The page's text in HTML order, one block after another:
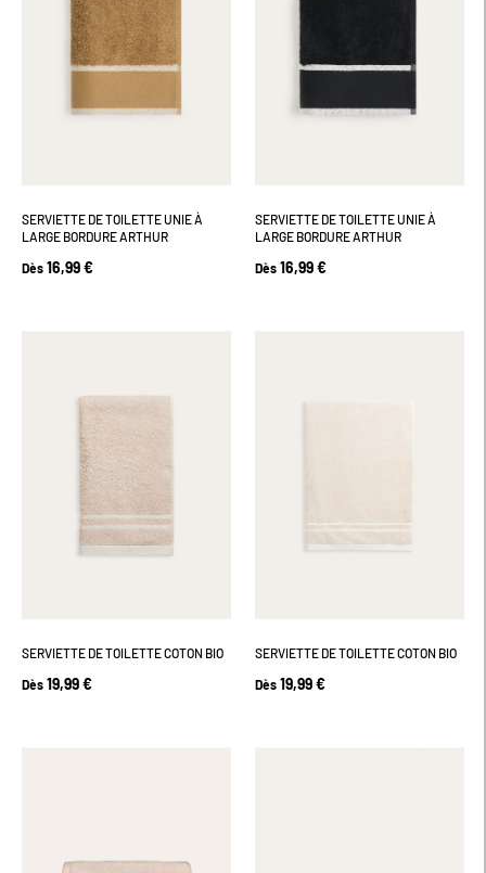
SERVIETTE DE TOILETTE UNIE À
LARGE BORDURE ARTHUR
Dès 16,99 €
SERVIETTE DE TOILETTE UNIE À
LARGE BORDURE ARTHUR
Dès 16,99 €
SERVIETTE DE TOILETTE COTON BIO
Dès 19,99 €
SERVIETTE DE TOILETTE COTON BIO
Dès 19,99 €